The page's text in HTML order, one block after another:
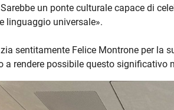
un ponte culturale capace di
linguaggio universale».
sentitamente Felice Montrone per la
a rendere possibile questo significativo